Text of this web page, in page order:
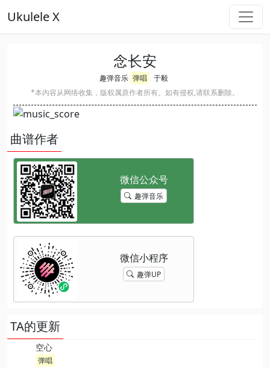
Ukulele X
念长安
趣弹音乐 弹唱
于毅
*本内容从网络收集，版权属原作者所有。如有侵权,请联系删除。
曲谱作者
趣弹音乐
趣弹UP
TA的更新
空心
弹唱